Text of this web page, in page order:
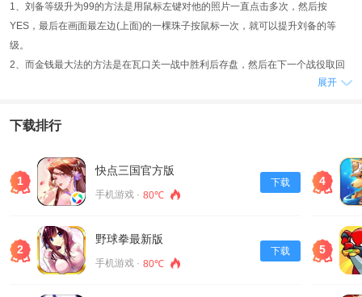
1、刘备等级升为99的方法是用鼠标左键对他的照片一直点击多次，然后按
YES，最后在画面最左边(上面)的一棵珠子按鼠标一次，就可以提升刘备的等
级。
2、而金钱最大法的方法是在瓦口关一战中胜利后存盘，然后在下一个战役取回
刚才的进度，取回时程序会问你是否把当前进度保存起来，选存或不存都会加
3、三国志刘备传游戏中还有武将职业及五围能力武智统敏运群雄AAAAA（一转
游戏内容
1、刘备的能力值为81818076100，一转前9武10统12敏，一转后再吃10统，二
转后再吃10武，智力想吃再吃9智，一般A够了，所以没吃三线只需吃4武5统2敏
即可，毕竟要用50多关，如果没满60级就进三线，武力就省了。
2、轻骑兵SBABA(一转后SBAAA)张飞99498085911智10统，一转后再吃5敏，
他是我军武力最高的人，后期配上青龙玉敌方回合清场。
展开
下载排行
1
快点三国官方版
手机游戏 · 80℃
下载
2
野球拳最新版
手机游戏 · 80℃
下载
4
5